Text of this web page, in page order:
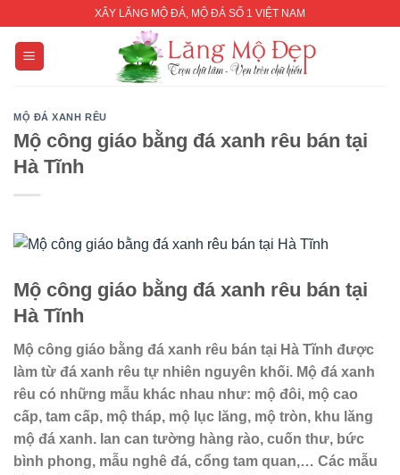
content
XÂY LĂNG MỘ ĐÁ, MỘ ĐÁ SỐ 1 VIỆT NAM
MỘ ĐÁ XANH RÊU
Mộ công giáo bằng đá xanh rêu bán tại
Hà Tĩnh
Mộ công giáo bằng đá xanh rêu bán tại
Hà Tĩnh
Mộ công giáo bằng đá xanh rêu bán tại Hà Tĩnh được
làm từ đá xanh rêu tự nhiên nguyên khối. Mộ đá xanh
rêu có những mẫu khác nhau như: mộ đôi, mộ cao
cấp, tam cấp, mộ tháp, mộ lục lăng, mộ tròn, khu lăng
mộ đá xanh. lan can tường hàng rào, cuốn thư, bức
bình phong, mẫu nghê đá, cổng tam quan,… Các mẫu